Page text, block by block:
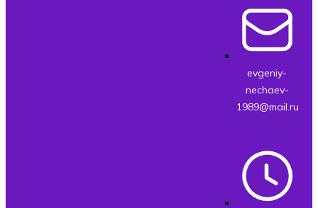
evgeniy-
nechaev-
1989@mail.ru